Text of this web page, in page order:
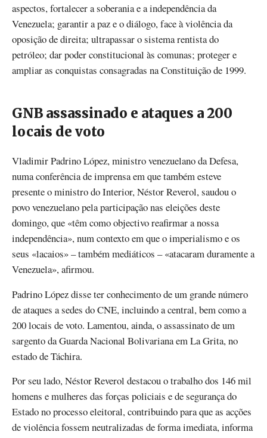
aspectos, fortalecer a soberania e a independência da
Venezuela; garantir a paz e o diálogo, face à violência da
oposição de direita; ultrapassar o sistema rentista do
petróleo; dar poder constitucional às comunas; proteger e
ampliar as conquistas consagradas na Constituição de 1999.
GNB assassinado e ataques a 200
locais de voto
Vladimir Padrino López, ministro venezuelano da Defesa,
numa conferência de imprensa em que também esteve
presente o ministro do Interior, Néstor Reverol, saudou o
povo venezuelano pela participação nas eleições deste
domingo, que «têm como objectivo reafirmar a nossa
independência», num contexto em que o imperialismo e os
seus «lacaios» – também mediáticos – «atacaram duramente a
Venezuela», afirmou.
Padrino López disse ter conhecimento de um grande número
de ataques a sedes do CNE, incluindo a central, bem como a
200 locais de voto. Lamentou, ainda, o assassinato de um
sargento da Guarda Nacional Bolivariana em La Grita, no
estado de Táchira.
Por seu lado, Néstor Reverol destacou o trabalho dos 146 mil
homens e mulheres das forças policiais e de segurança do
Estado no processo eleitoral, contribuindo para que as acções
de violência fossem neutralizadas de forma imediata, informa